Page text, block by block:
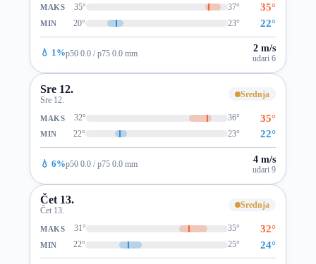
MAKS 35° 37° 35°
MIN 20° 23° 22°
💧 1%p50 0.0 / p75 0.0 mm 2 m/s
udari 6
Sre 12.
Sre 12.
Srednja
MAKS 32° 36° 35°
MIN 22° 23° 22°
💧 6%p50 0.0 / p75 0.0 mm 4 m/s
udari 9
Čet 13.
Čet 13.
Srednja
MAKS 31° 35° 32°
MIN 22° 25° 24°